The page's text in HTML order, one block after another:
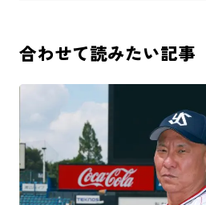
合わせて読みたい記事